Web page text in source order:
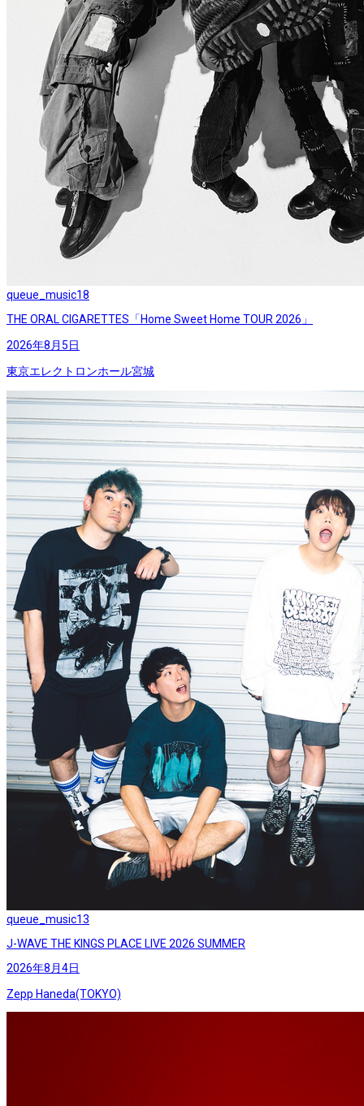
queue_music18
THE ORAL CIGARETTES「Home Sweet Home TOUR 2026」
2026年8月5日
東京エレクトロンホール宮城
queue_music13
J-WAVE THE KINGS PLACE LIVE 2026 SUMMER
2026年8月4日
Zepp Haneda(TOKYO)